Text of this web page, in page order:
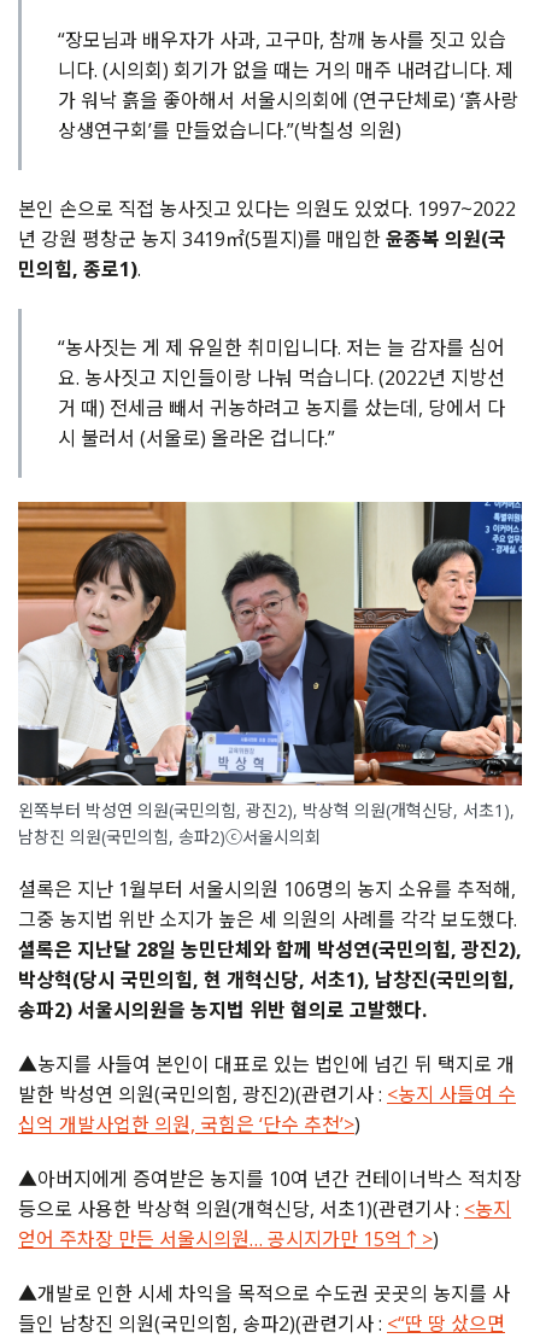
“장모님과 배우자가 사과, 고구마, 참깨 농사를 짓고 있습
니다. (시의회) 회기가 없을 때는 거의 매주 내려갑니다. 제
가 워낙 흙을 좋아해서 서울시의회에 (연구단체로) ‘흙사랑
상생연구회’를 만들었습니다.”(박칠성 의원)
본인 손으로 직접 농사짓고 있다는 의원도 있었다. 1997~2022
년 강원 평창군 농지 3419㎡(5필지)를 매입한윤종복 의원(국
민의힘, 종로1).
“농사짓는 게 제 유일한 취미입니다. 저는 늘 감자를 심어
요. 농사짓고 지인들이랑 나눠 먹습니다. (2022년 지방선
거 때) 전세금 빼서 귀농하려고 농지를 샀는데, 당에서 다
시 불러서 (서울로) 올라온 겁니다.”
왼쪽부터 박성연 의원(국민의힘, 광진2), 박상혁 의원(개혁신당, 서초1),
남창진 의원(국민의힘, 송파2)ⓒ서울시의회
셜록은 지난 1월부터 서울시의원 106명의 농지 소유를 추적해,
그중 농지법 위반 소지가 높은 세 의원의 사례를 각각 보도했다.
셜록은 지난달 28일 농민단체와 함께 박성연(국민의힘, 광진2),
박상혁(당시 국민의힘, 현 개혁신당, 서초1), 남창진(국민의힘,
송파2) 서울시의원을 농지법 위반 혐의로 고발했다.
▲농지를 사들여 본인이 대표로 있는 법인에 넘긴 뒤 택지로 개
발한 박성연 의원(국민의힘, 광진2)(관련기사 : <농지 사들여 수
십억 개발사업한 의원, 국힘은 ‘단수 추천’>)
▲아버지에게 증여받은 농지를 10여 년간 컨테이너박스 적치장
등으로 사용한 박상혁 의원(개혁신당, 서초1)(관련기사 : <농지
얻어 주차장 만든 서울시의원… 공시지가만 15억↑>)
▲개발로 인한 시세 차익을 목적으로 수도권 곳곳의 농지를 사
들인 남창진 의원(국민의힘, 송파2)(관련기사 : <“딴 땅 샀으면